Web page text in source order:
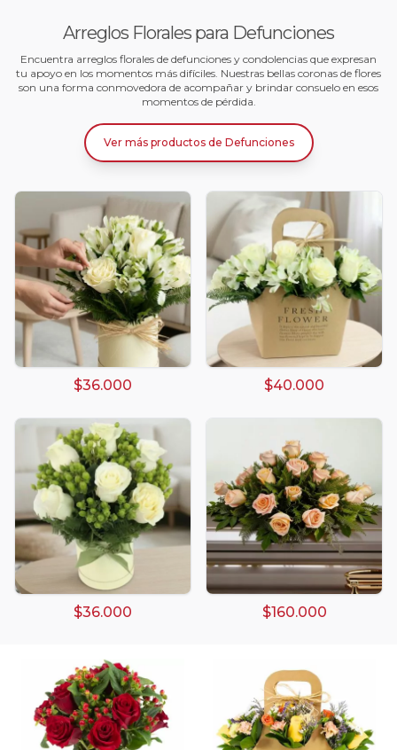
Arreglos Florales para Defunciones
Encuentra arreglos florales de defunciones y condolencias que expresan
tu apoyo en los momentos más difíciles. Nuestras bellas coronas de flores
son una forma conmovedora de acompañar y brindar consuelo en esos
momentos de pérdida.
Ver más productos de Defunciones
$36.000 $40.000
$36.000 $160.000
Arreglos damasco
Arreglos de Globos
Arreglos Florales
Arreglos florales amarillos
Arreglos florales de color rojo
Arreglos Florales en Florero
Arreglos florales en tono blanco